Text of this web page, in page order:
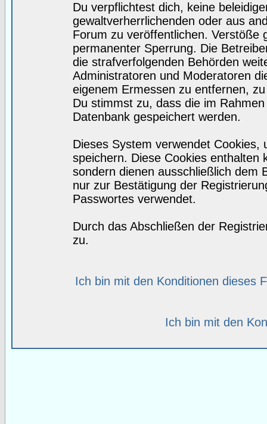
Du verpflichtest dich, keine
gewaltverherrlichenden oder aus
Forum zu veröffentlichen. Verstöße
permanenter Sperrung. Die
die strafverfolgenden Behörden
Administratoren und Moderatoren
eigenem Ermessen zu entfernen,
Du stimmst zu, dass die im
Datenbank gespeichert werden.
Dieses System verwendet
speichern. Diese Cookies enthalten
sondern dienen ausschließlich dem
nur zur Bestätigung der
Passwortes verwendet.
Durch das Abschließen der
zu.
Ich bin mit den Konditionen dieses
Ich bin mit den